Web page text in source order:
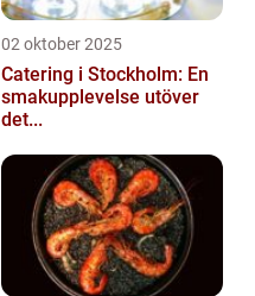
02 oktober 2025
Catering i Stockholm: En
smakupplevelse utöver
det...